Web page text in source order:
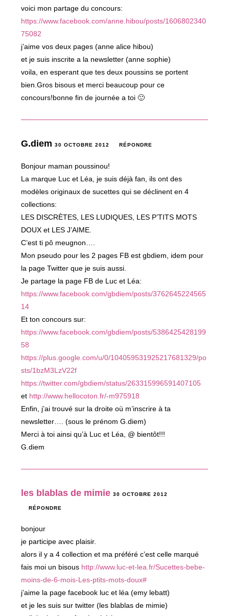
voici mon partage du concours:
https://www.facebook.com/anne.hibou/posts/1606802340
75082
j’aime vos deux pages (anne alice hibou)
et je suis inscrite a la newsletter (anne sophie)
voila, en esperant que tes deux poussins se portent
bien.Gros bisous et merci beaucoup pour ce
concours!bonne fin de journée a toi 🙂
G.diem30 OCTOBRE 2012 RÉPONDRE
Bonjour maman poussinou!
La marque Luc et Léa, je suis déjà fan, ils ont des
modèles originaux de sucettes qui se déclinent en 4
collections:
LES DISCRÈTES, LES LUDIQUES, LES P’TITS MOTS
DOUX et LES J’AIME.
C’est ti pô meugnon….
Mon pseudo pour les 2 pages FB est gbdiem, idem pour
la page Twitter que je suis aussi.
Je partage la page FB de Luc et Léa:
https://www.facebook.com/gbdiem/posts/3762645224565
14
Et ton concours sur:
https://www.facebook.com/gbdiem/posts/5386425428199
58
https://plus.google.com/u/0/104059531925217681329/po
sts/1bzM3LzV22f
https://twitter.com/gbdiem/status/263315996591407105
et http://www.hellocoton.fr/-m975918
Enfin, j’ai trouvé sur la droite où m’inscrire à ta
newsletter…. (sous le prénom G.diem)
Merci à toi ainsi qu’à Luc et Léa, @ bientôt!!!
G.diem
les blablas de mimie 30 OCTOBRE 2012
RÉPONDRE
bonjour
je participe avec plaisir.
alors il y a 4 collection et ma préféré c’est celle marqué
fais moi un bisous http://www.luc-et-lea.fr/Sucettes-bebe-
moins-de-6-mois-Les-ptits-mots-doux#
j’aime la page facebook luc et léa (emy lebatt)
et je les suis sur twitter (les blablas de mimie)